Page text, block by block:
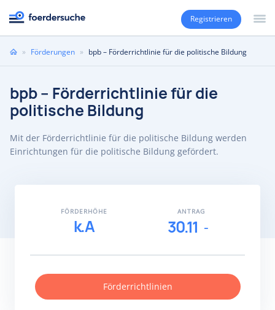
Registrieren
Sie» Förderungen » bpb – Förderrichtlinie für die politische Bildung
bpb – Förderrichtlinie für die
politische Bildung
Mit der Förderrichtlinie für die politische Bildung werden
Einrichtungen für die politische Bildung gefördert.
FÖRDERHÖHE
k.A
ANTRAG
30.11
Förderrichtlinien